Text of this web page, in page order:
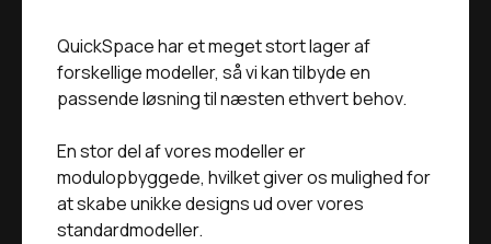
QuickSpace har et meget stort lager af
forskellige modeller, så vi kan tilbyde en
passende løsning til næsten ethvert behov.
En stor del af vores modeller er
modulopbyggede, hvilket giver os mulighed for
at skabe unikke designs ud over vores
standardmodeller.